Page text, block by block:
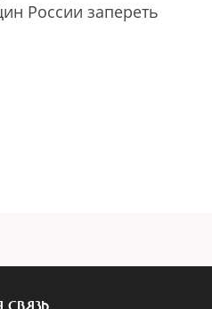
России запереть